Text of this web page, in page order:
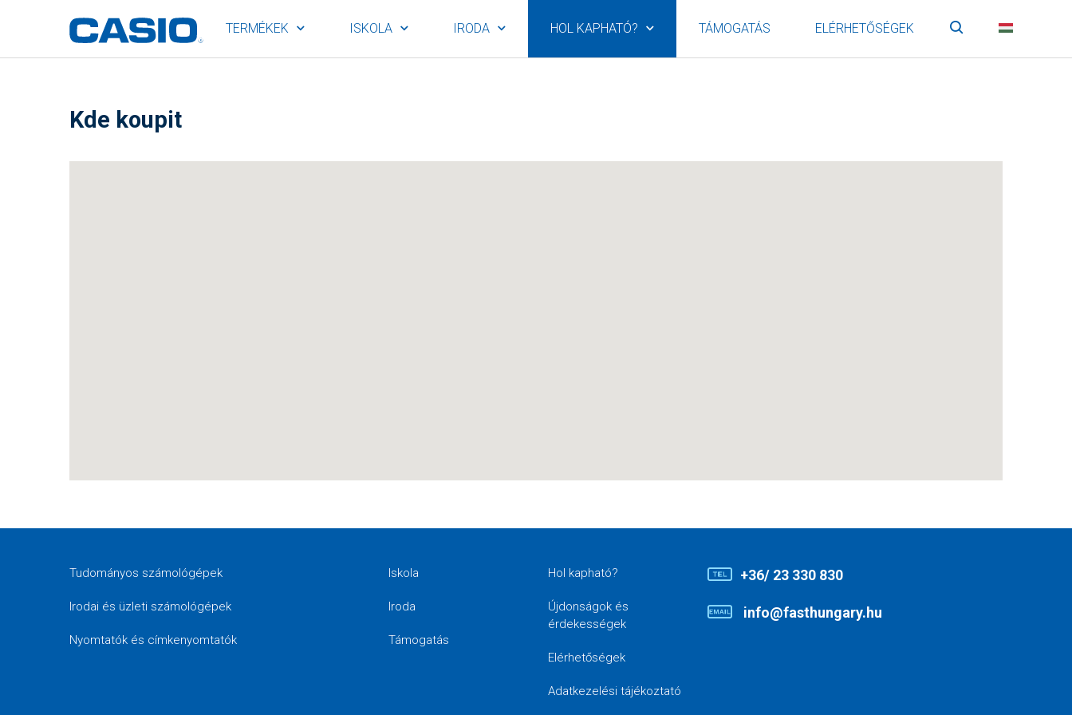
TERMÉKEK ISKOLA IRODA HOL KAPHATÓ? TÁMOGATÁS ELÉRHETŐSÉGEK Keresés
Kde koupit
Tudományos számológépek
Irodai és üzleti számológépek
Nyomtatók és címkenyomtatók
Iskola
Iroda
Támogatás
Hol kapható?
Újdonságok és
érdekességek
Elérhetőségek
Adatkezelési tájékoztató
+36/ 23 330 830
info@fasthungary.hu